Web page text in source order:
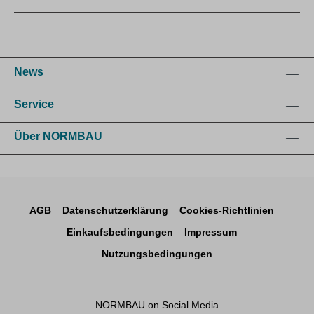
News
Service
Über NORMBAU
AGB Datenschutzerklärung
Cookies-Richtlinien
Einkaufsbedingungen
Impressum
Nutzungsbedingungen
NORMBAU on Social Media